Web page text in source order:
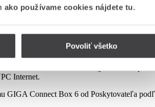
ako používame cookies nájdete tu.
Povoliť všetko
resp. podmienok aktuálne platnej
GIGA Connect Box 6 (podľa
Internet.
GIGA Connect Box 6 od Poskytovateľa